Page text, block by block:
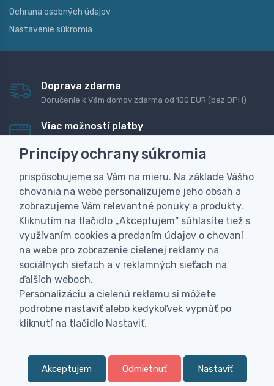
Ochrana osobných údajov
Nastavenie súkromia
Doprava zdarma
Doručenie k Vám domov zdarma od 100 EUR (bez DPH)
Viac možností platby
dobierku
Personalizácia
Vyrobíme Vám vlastný originálny darček
Skúsenosť
Široký sortiment, z ktorého Vám pomôžeme vybrať
0
Princípy ochrany súkromia
prispôsobujeme sa Vám na mieru. Na základe Vášho
chovania na webe personalizujeme jeho obsah a
zobrazujeme Vám relevantné ponuky a produkty.
Kliknutím na tlačidlo „Akceptujem“ súhlasíte tiež s
využívaním cookies a predaním údajov o chovaní
na webe pro zobrazenie cielenej reklamy na
sociálnych sieťach a v reklamných sieťach na
ďalších weboch.
Personalizáciu a cielenú reklamu si môžete
podrobne nastaviť alebo kedykoľvek vypnúť po
kliknutí na tlačidlo Nastaviť.
Akceptujem Odmietnuť Nastaviť